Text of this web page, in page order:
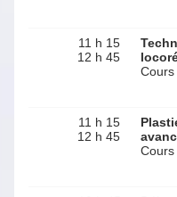
11 h 15
12 h 45
Cours
11 h 15
12 h 45
Cours